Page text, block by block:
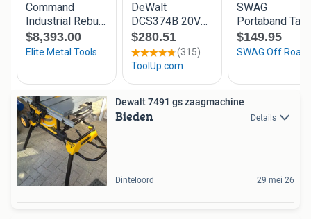
Dewalt 7491 gs zaagmachine
Bieden Details
Dinteloord 29 mei 26